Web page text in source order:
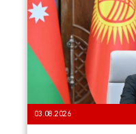
03.08.2026